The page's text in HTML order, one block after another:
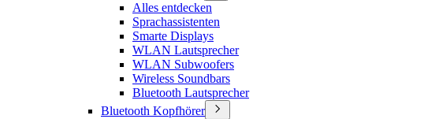
Alles entdecken
Sprachassistenten
Smarte Displays
WLAN Lautsprecher
WLAN Subwoofers
Wireless Soundbars
Bluetooth Lautsprecher
Bluetooth Kopfhörer